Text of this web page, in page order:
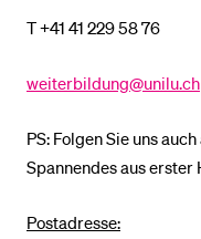
T +41 41 229 58 76
weiterbildung@unilu.ch
PS: Folgen Sie uns
Spannendes aus erster
Postadresse:
Alumni
Stellensuchende
Förderer